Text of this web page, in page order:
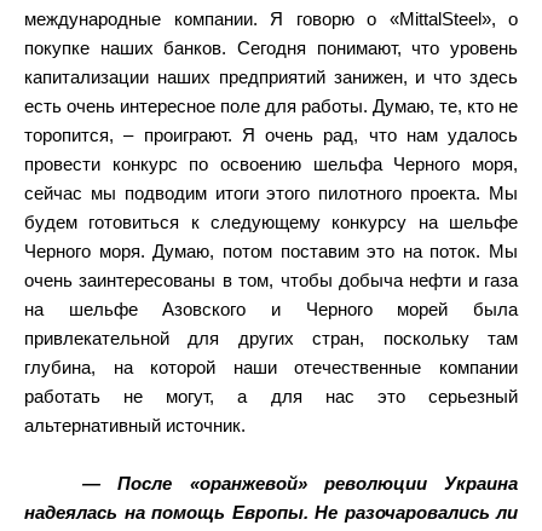
международные компании. Я говорю о «MittalSteel», о
покупке наших банков. Сегодня понимают, что уровень
капитализации наших предприятий занижен, и что здесь
есть очень интересное поле для работы. Думаю, те, кто не
торопится, – проиграют. Я очень рад, что нам удалось
провести конкурс по освоению шельфа Черного моря,
сейчас мы подводим итоги этого пилотного проекта. Мы
будем готовиться к следующему конкурсу на шельфе
Черного моря. Думаю, потом поставим это на поток. Мы
очень заинтересованы в том, чтобы добыча нефти и газа
на шельфе Азовского и Черного морей была
привлекательной для других стран, поскольку там
глубина, на которой наши отечественные компании
работать не могут, а для нас это серьезный
альтернативный источник.
— После «оранжевой» революции Украина
надеялась на помощь Европы. Не разочаровались ли